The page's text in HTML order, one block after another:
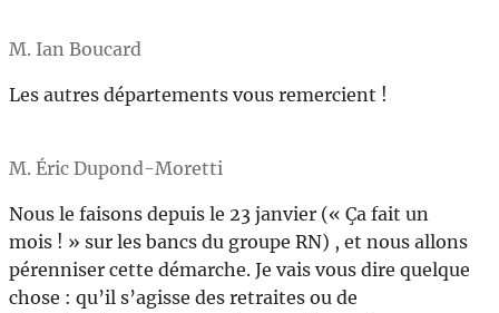
M. Ian Boucard
Les autres départements vous remercient !
M. Éric Dupond-Moretti
Nous le faisons depuis le 23 janvier (« Ça fait un
mois ! » sur les bancs du groupe RN) , et nous allons
pérenniser cette démarche. Je vais vous dire quelque
chose : qu’il s’agisse des retraites ou de